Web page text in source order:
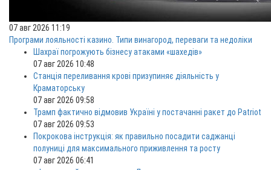
07 авг 2026 11:19
Програми лояльності казино. Типи винагород, переваги та недоліки
Шахраї погрожують бізнесу атаками «шахедів»
07 авг 2026 10:48
Станція переливання крові призупиняє діяльність у
Краматорську
07 авг 2026 09:58
Трамп фактично відмовив Україні у постачанні ракет до Patriot
07 авг 2026 09:53
Покрокова інструкція: як правильно посадити саджанці
полуниці для максимального приживлення та росту
07 авг 2026 06:41